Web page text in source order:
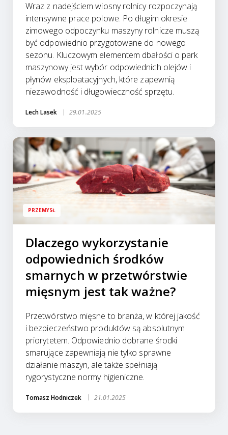
Wraz z nadejściem wiosny rolnicy rozpoczynają
intensywne prace polowe. Po długim okresie
zimowego odpoczynku maszyny rolnicze muszą
być odpowiednio przygotowane do nowego
sezonu. Kluczowym elementem dbałości o park
maszynowy jest wybór odpowiednich olejów i
płynów eksploatacyjnych, które zapewnią
niezawodność i długowieczność sprzętu.
Lech Lasek 29.01.2025
PRZEMYSŁ
Dlaczego wykorzystanie
odpowiednich środków
smarnych w przetwórstwie
mięsnym jest tak ważne?
Przetwórstwo mięsne to branża, w której jakość
i bezpieczeństwo produktów są absolutnym
priorytetem. Odpowiednio dobrane środki
smarujące zapewniają nie tylko sprawne
działanie maszyn, ale także spełniają
rygorystyczne normy higieniczne.
Tomasz Hodniczek 21.01.2025